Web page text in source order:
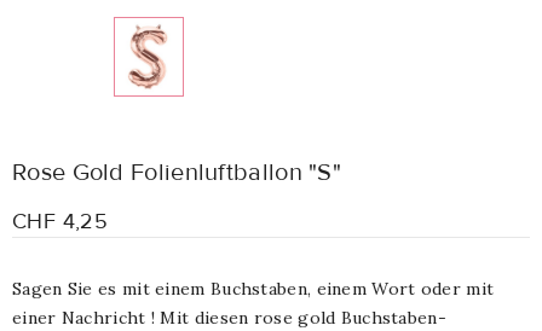
Rose Gold Folienluftballon "S"
CHF 4,25
Sagen Sie es mit einem Buchstaben, einem Wort oder mit
einer Nachricht ! Mit diesen rose gold Buchstaben-